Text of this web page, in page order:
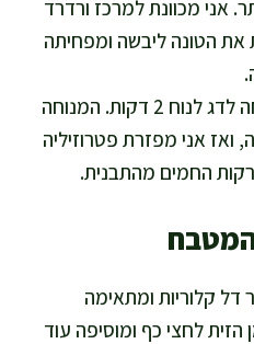
אני מכוונת למרכז ורדרד
את הטונה ליבשה ומפחיתה
אני מוציאה מהתנור ומניחה לדג לנוח 2 דקות. המנוחה
ואז אני מפזרת פטרוזיליה
החמים מהתבנית.
דל קלוריות ומתאימה
לחצי כף ומוסיפה עוד